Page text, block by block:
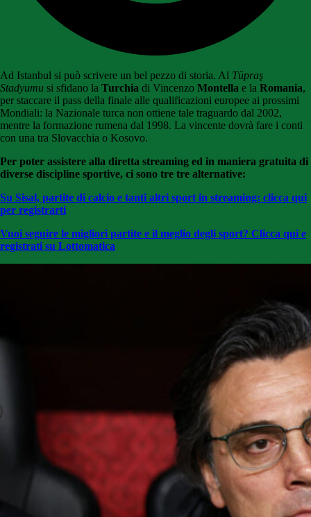
Ad Istanbul si può scrivere un bel pezzo di storia. Al Tüpraş
Stadyumu si sfidano la Turchia di Vincenzo Montella e la Romania,
per staccare il pass della finale alle qualificazioni europee ai prossimi
Mondiali: la Nazionale turca non ottiene tale traguardo dal 2002,
mentre la formazione rumena dal 1998. La vincente dovrà fare i conti
con una tra Slovacchia o Kosovo.
Per poter assistere alla diretta streaming ed in maniera gratuita di
diverse discipline sportive, ci sono tre tre alternative:
Su Sisal, partite di calcio e tanti altri sport in streaming: clicca qui
per registrarti
Vuoi seguire le migliori partite e il meglio degli sport? Clicca qui e
registrati su Lottomatica